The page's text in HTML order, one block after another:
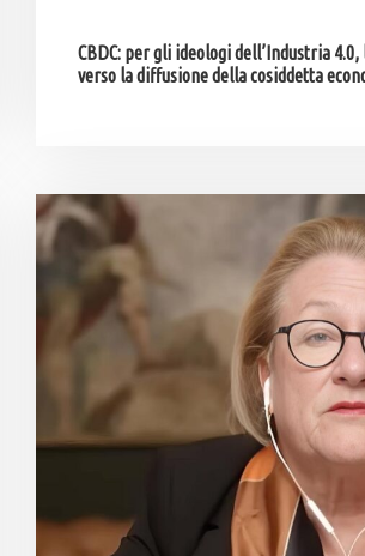
CBDC: per gli ideologi dell’Industria
verso la diffusione della cosiddetta